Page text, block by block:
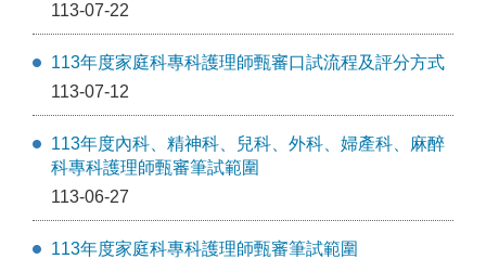
113-07-22
113年度家庭科專科護理師甄審口試流程及評分方式
113-07-12
113年度內科、精神科、兒科、外科、婦產科、麻醉
科專科護理師甄審筆試範圍
113-06-27
113年度家庭科專科護理師甄審筆試範圍